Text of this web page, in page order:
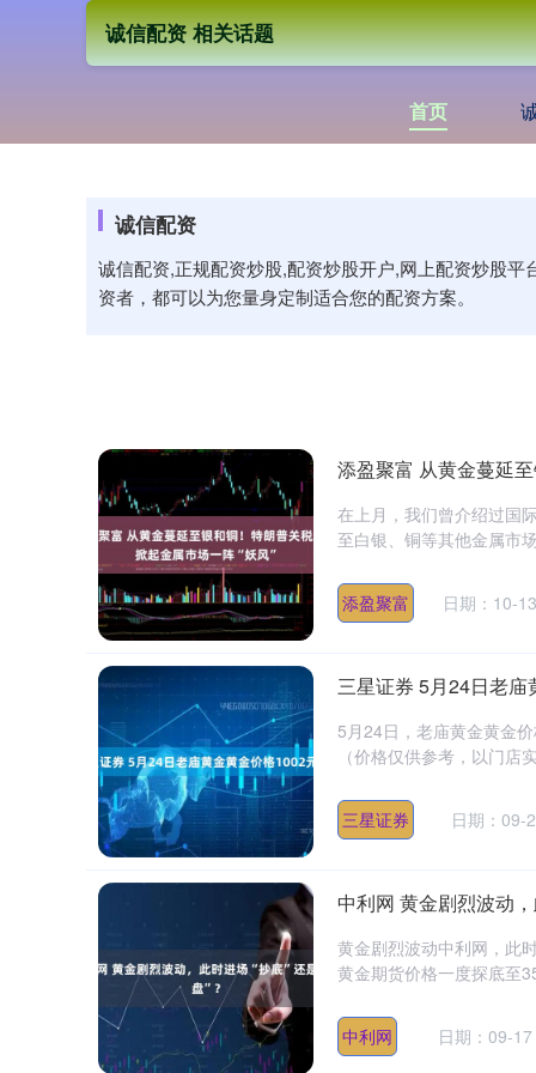
首页
诚信配资
诚信配资,正规配资炒股,配资炒股开户,网上配资炒股
资者，都可以为您量身定制适合您的配资方案。
诚信配资 相关话题
添盈聚富 从黄金蔓延
在上月，我们曾介绍过国
至白银、铜等其他金属市
添盈聚富 日期：10-13
三星证券 5月24日老
5月24日，老庙黄金黄金
（价格仅供参考，以门
三星证券 日期：09-
中利网 黄金剧烈波动，
黄金剧烈波动中利网，此
黄金期货价格一度探底至
中利网 日期：09-17
1.27% 上证指数 3919.51 19.16